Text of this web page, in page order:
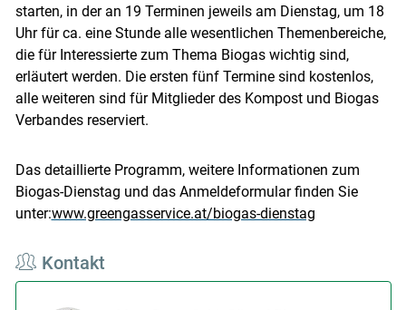
starten, in der an 19 Terminen jeweils am Dienstag, um 18
Uhr für ca. eine Stunde alle wesentlichen Themenbereiche,
die für Interessierte zum Thema Biogas wichtig sind,
erläutert werden. Die ersten fünf Termine sind kostenlos,
alle weiteren sind für Mitglieder des Kompost und Biogas
Verbandes reserviert.
Das detaillierte Programm, weitere Informationen zum
Biogas-Dienstag und das Anmeldeformular finden Sie
unter:www.greengasservice.at/biogas-dienstag
Kontakt